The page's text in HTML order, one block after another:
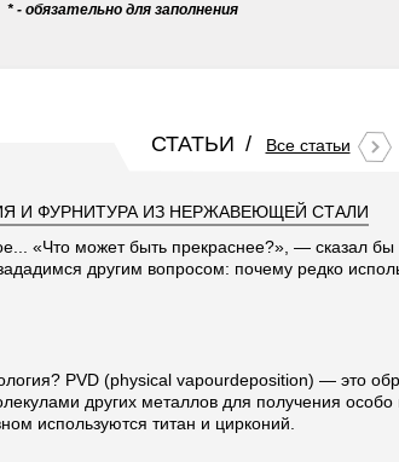
* - обязательно для заполнения
СТАТЬИ Все статьи
И ФУРНИТУРА ИЗ НЕРЖАВЕЮЩЕЙ СТАЛИ
«Что может быть прекраснее?», — сказал
другим вопросом: почему редко
PVD (physical vapourdeposition) — это
других металлов для получения
используются титан и цирконий.